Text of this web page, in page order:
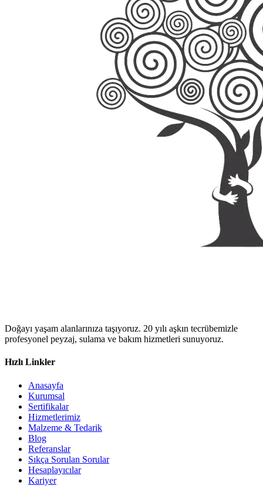
Doğayı yaşam alanlarınıza taşıyoruz. 20 yılı aşkın tecrübemizle
profesyonel peyzaj, sulama ve bakım hizmetleri sunuyoruz.
Hızlı Linkler
Anasayfa
Kurumsal
Sertifikalar
Hizmetlerimiz
Malzeme & Tedarik
Blog
Referanslar
Sıkça Sorulan Sorular
Hesaplayıcılar
Kariyer